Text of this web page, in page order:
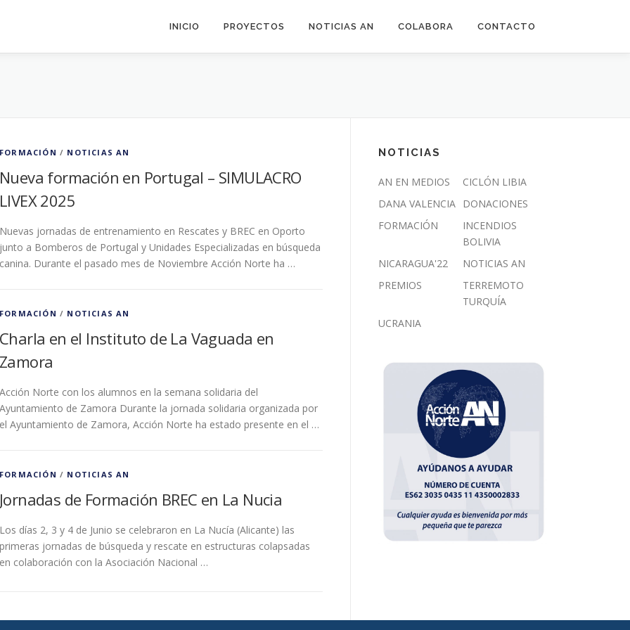
INICIO PROYECTOS NOTICIAS AN COLABORA CONTACTO
FORMACIÓN / NOTICIAS AN
Nueva formación en Portugal – SIMULACRO
LIVEX 2025
Nuevas jornadas de entrenamiento en Rescates y BREC en Oporto
junto a Bomberos de Portugal y Unidades Especializadas en búsqueda
canina. Durante el pasado mes de Noviembre Acción Norte ha …
FORMACIÓN / NOTICIAS AN
Charla en el Instituto de La Vaguada en
Zamora
Acción Norte con los alumnos en la semana solidaria del
Ayuntamiento de Zamora Durante la jornada solidaria organizada por
el Ayuntamiento de Zamora, Acción Norte ha estado presente en el …
FORMACIÓN / NOTICIAS AN
Jornadas de Formación BREC en La Nucia
Los días 2, 3 y 4 de Junio se celebraron en La Nucía (Alicante) las
primeras jornadas de búsqueda y rescate en estructuras colapsadas
en colaboración con la Asociación Nacional …
NOTICIAS
AN EN MEDIOS
CICLÓN LIBIA
DANA VALENCIA DONACIONES
FORMACIÓN
INCENDIOS
BOLIVIA
NICARAGUA'22
NOTICIAS AN
PREMIOS
TERREMOTO
TURQUÍA
UCRANIA